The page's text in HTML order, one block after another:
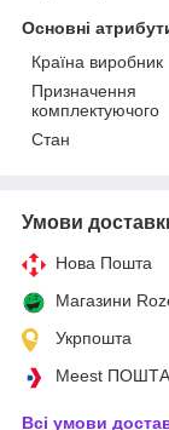
Основні
Країна виробник
Призначення
комплектуючого
Стан
Умови
Нова Пошта
Магазини
Укрпошта
Meest ПОШТА
Всі умови